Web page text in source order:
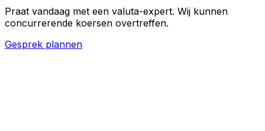
Praat vandaag met een valuta-expert. Wij kunnen
concurrerende koersen overtreffen.
Gesprek plannen